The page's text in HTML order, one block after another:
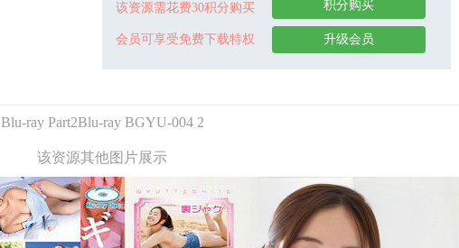
该资源需花费30积分购买
会员可享受免费下载特权
积分购买
升级会员
Blu-ray Part2Blu-ray BGYU-004 2
该资源其他图片展示